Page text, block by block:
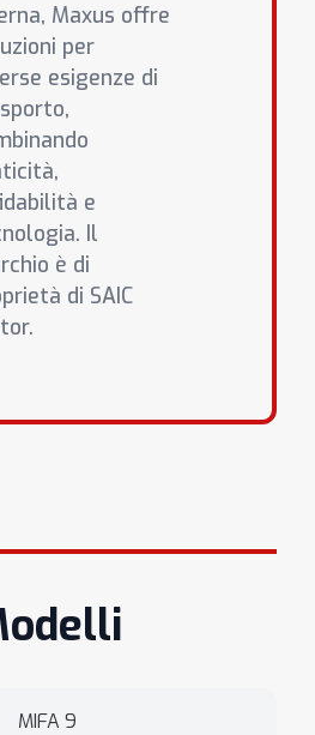
Maxus offre
per
esigenze di
e
Il
è di
di SAIC
MIFA 9